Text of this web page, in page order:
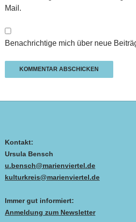
Mail.
Benachrichtige mich über neue
Kontakt:
Ursula Bensch
u.bensch@marienviertel.de
kulturkreis@marienviertel.de
Immer gut informiert:
Anmeldung zum Newsletter